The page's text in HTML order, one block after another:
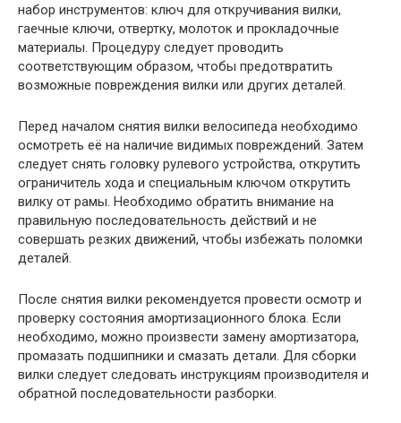
набор инструментов: ключ для откручивания вилки,
гаечные ключи, отвертку, молоток и прокладочные
материалы. Процедуру следует проводить
соответствующим образом, чтобы предотвратить
возможные повреждения вилки или других деталей.
Перед началом снятия вилки велосипеда необходимо
осмотреть её на наличие видимых повреждений. Затем
следует снять головку рулевого устройства, открутить
ограничитель хода и специальным ключом открутить
вилку от рамы. Необходимо обратить внимание на
правильную последовательность действий и не
совершать резких движений, чтобы избежать поломки
деталей.
После снятия вилки рекомендуется провести осмотр и
проверку состояния амортизационного блока. Если
необходимо, можно произвести замену амортизатора,
промазать подшипники и смазать детали. Для сборки
вилки следует следовать инструкциям производителя и
обратной последовательности разборки.